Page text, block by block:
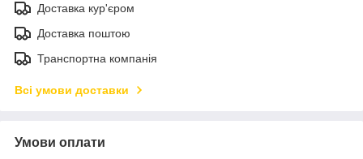
Доставка кур'єром
Доставка поштою
Транспортна компанія
Всі умови доставки
Умови оплати